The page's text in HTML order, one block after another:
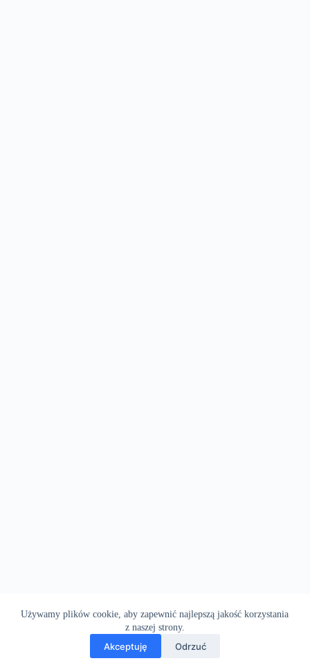
Używamy plików cookie, aby zapewnić najlepszą jakość korzystania
z naszej strony.
Akceptuję Odrzuć